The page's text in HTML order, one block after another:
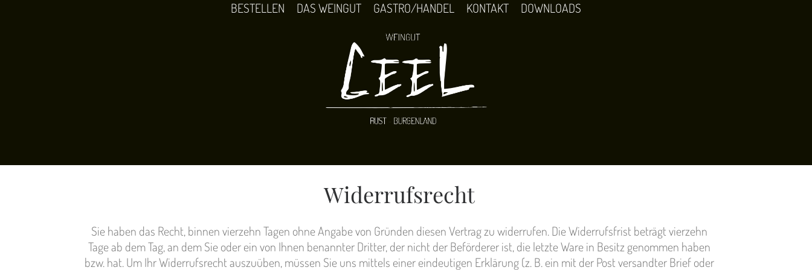
BESTELLEN DAS WEINGUT GASTRO/HANDEL KONTAKT DOWNLOADS
Widerrufsrecht
Siehaben das Recht, binnen vierzehn Tagen ohne Angabe von Gründen diesenVertrag zu widerrufen. Die Widerrufsfrist beträgt vierzehn
Tage ab demTag, an dem Sie oder ein von Ihnen benannter Dritter, der nicht derBeförderer ist, die letzte Ware in Besitz genommen haben
bzw. hat. UmIhr Widerrufsrecht auszuüben, müssen Sie uns mittels einer eindeutigen Erklärung (z. B. ein mit der Post versandter Brief oder